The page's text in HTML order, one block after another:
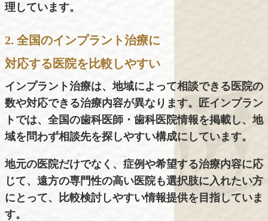
理しています。
2. 全国のインプラント治療に
対応する医院を比較しやすい
インプラント治療は、地域によって相談できる医院の
数や対応できる治療内容が異なります。匠インプラン
トでは、全国の歯科医師・歯科医院情報を掲載し、地
域を問わず相談先を探しやすい構成にしています。
地元の医院だけでなく、症例や希望する治療内容に応
じて、遠方の専門性の高い医院も選択肢に入れたい方
にとって、比較検討しやすい情報提供を目指していま
す。